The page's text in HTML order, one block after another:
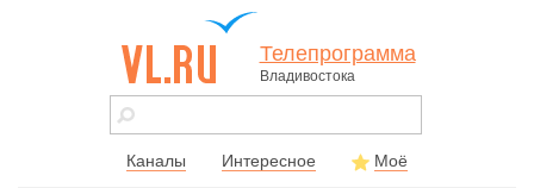
vl.ru - сайт
города
Телепрограмма
Владивостока
Каналы Интересное Моё